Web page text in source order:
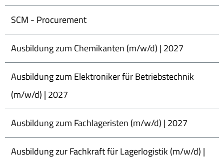
SCM - Procurement
Ausbildung zum Chemikanten (m/w/d) | 2027
Ausbildung zum Elektroniker für Betriebstechnik
(m/w/d) | 2027
Ausbildung zum Fachlageristen (m/w/d) | 2027
Ausbildung zur Fachkraft für Lagerlogistik (m/w/d) |